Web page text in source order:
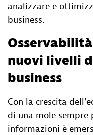
analizzare e
business.
nuovi livelli
business
Con la crescita
di una mole sempre
informazioni è